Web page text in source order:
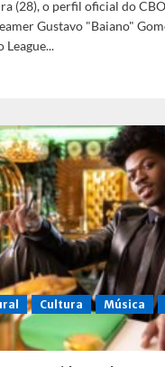
(28), o perfil oficial do
Gustavo "Baiano"
League...
Cultura Música